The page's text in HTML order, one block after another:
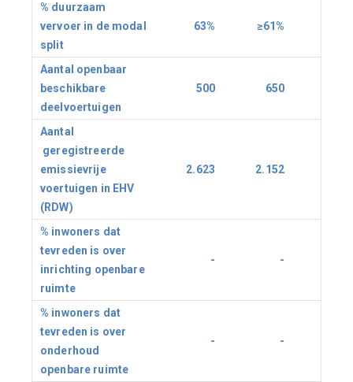
% duurzaam
vervoer in de modal
split
63% ≥61%
Aantal openbaar
beschikbare
deelvoertuigen
500 650
Aantal
geregistreerde
emissievrije
voertuigen in EHV
(RDW)
2.623 2.152
% inwoners dat
tevreden is over
inrichting openbare
ruimte
- -
% inwoners dat
tevreden is over
onderhoud
openbare ruimte
- -